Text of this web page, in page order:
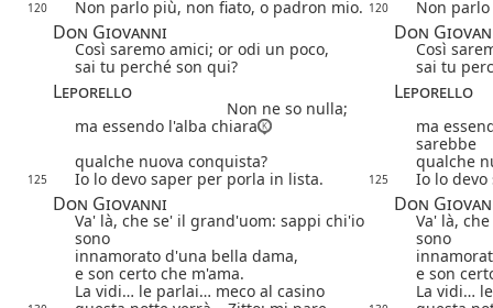
120 Non parlo più, non fiato, o padron mio. 120 Non
Don Giovanni Don
Così saremo amici; or odi un poco,
Così
sai tu perché son qui?
sai tu
Leporello Leporello
Non ne so nulla;
ma essendo l'alba chiara
ma
sarebbe
qualche nuova conquista?
qualche
125 Io lo devo saper per porla in lista. 125 Io lo
Don Giovanni Don
Va' là, che se' il grand'uom: sappi chi'io
sono
Va' là,
sono
innamorato d'una bella dama,
e son certo che m'ama.
e son
La vidi… le parlai… meco al casino
La vidi…